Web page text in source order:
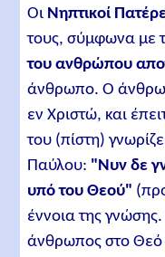
Οι Νηπτικοί
τους, σύμφωνα με
του ανθρώπου
άνθρωπο. Ο
εν Χριστώ, και
του (πίστη)
Παύλου: "Νυν δε
υπό του Θεού"
έννοια της
άνθρωπος στο Θεό